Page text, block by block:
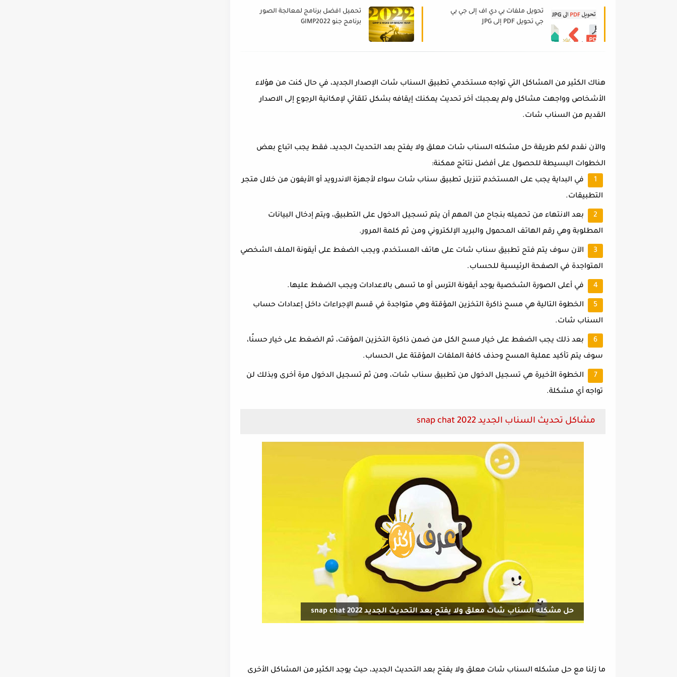
تحويل ملفات بي دي اف إلى جي بي
جي تحويل PDF إلى JPG
تحميل افضل برنامج لمعالجة الصور
برنامج جنو GIMP2022
هناك الكثير من المشاكل التي تواجه مستخدمي تطبيق السناب شات الإصدار الجديد، في حال كنت من هؤلاء
الأشخاص وواجهت مشاكل ولم يعجبك آخر تحديث يمكنك إيقافه بشكل تلقائي لإمكانية الرجوع إلى الاصدار
القديم من السناب شات.
والآن نقدم لكم طريقة حل مشكله السناب شات معلق ولا يفتح بعد التحديث الجديد، فقط يجب اتباع بعض
الخطوات البسيطة للحصول على أفضل نتائج ممكنة:
في البداية يجب على المستخدم تنزيل تطبيق سناب شات سواء لأجهزة الاندرويد أو الأيفون من خلال متجر
التطبيقات.
بعد الانتهاء من تحميله بنجاح من المهم أن يتم تسجيل الدخول على التطبيق، ويتم إدخال البيانات
المطلوبة وهي رقم الهاتف المحمول والبريد الإلكتروني ومن ثم كلمة المرور.
الآن سوف يتم فتح تطبيق سناب شات على هاتف المستخدم، ويجب الضغط على أيقونة الملف الشخصي
المتواجدة في الصفحة الرئيسية للحساب.
في أعلى الصورة الشخصية يوجد أيقونة الترس أو ما تسمى بالاعدادات ويجب الضغط عليها.
الخطوة التالية هي مسح ذاكرة التخزين المؤقتة وهي متواجدة في قسم الإجراءات داخل إعدادات حساب
السناب شات.
بعد ذلك يجب الضغط على خيار مسح الكل من ضمن ذاكرة التخزين المؤقت، ثم الضغط على خيار حسنًا،
سوف يتم تأكيد عملية المسح وحذف كافة الملفات المؤقتة على الحساب.
الخطوة الأخيرة هي تسجيل الدخول من تطبيق سناب شات، ومن ثم تسجيل الدخول مرة أخرى وبذلك لن
تواجه أي مشكلة.
مشاكل تحديث السناب الجديد 2022 snap chat
حل مشكله السناب شات معلق ولا يفتح بعد التحديث الجديد snap chat 2022
ما زلنا مع حل مشكله السناب شات معلق ولا يفتح بعد التحديث الجديد، حيث يوجد الكثير من المشاكل الأخرى